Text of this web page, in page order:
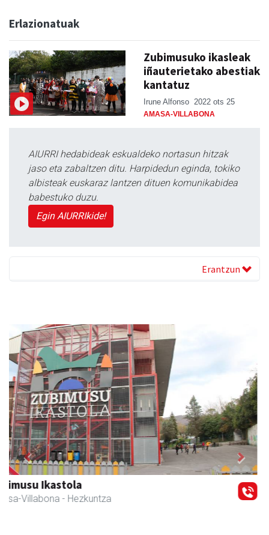
Erlazionatuak
Zubimusuko ikasleak
iñauterietako abestiak
kantatuz
Irune Alfonso 2022 ots 25
AMASA-VILLABONA
AIURRI hedabideak eskualdeko nortasun hitzak
jaso eta zabaltzen ditu. Harpidedun eginda, tokiko
albisteak euskaraz lantzen dituen komunikabidea
babestuko duzu.
Egin AIURRIkide!
Erantzun
Eizmendi ile-apaindegia
Amasa-Villabona - Ile-apaindegiak
Previous Next